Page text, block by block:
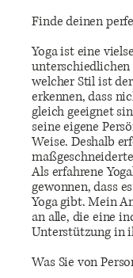
Finde deinen
Yoga ist eine
welcher Stil ist
erkennen, dass
gleich geeignet
seine eigene
Weise. Deshalb
Als erfahrene
gewonnen, dass
Yoga gibt. Mein
an alle, die eine
Unterstützung in
Was Sie von